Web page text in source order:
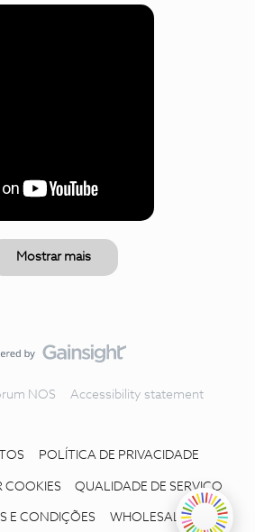
Mostrar mais
NOS Accessibility statement
POLÍTICA DE PRIVACIDADE
COOKIES QUALIDADE DE SERVIÇO
E CONDIÇÕES WHOLESALE